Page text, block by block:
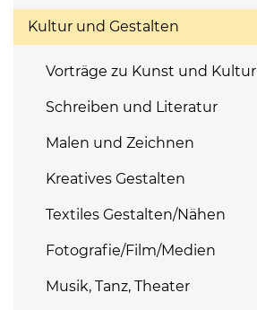
Kultur und Gestalten
Vorträge zu Kunst und Kultur
Schreiben und Literatur
Malen und Zeichnen
Kreatives Gestalten
Textiles Gestalten/Nähen
Fotografie/Film/Medien
Musik, Tanz, Theater